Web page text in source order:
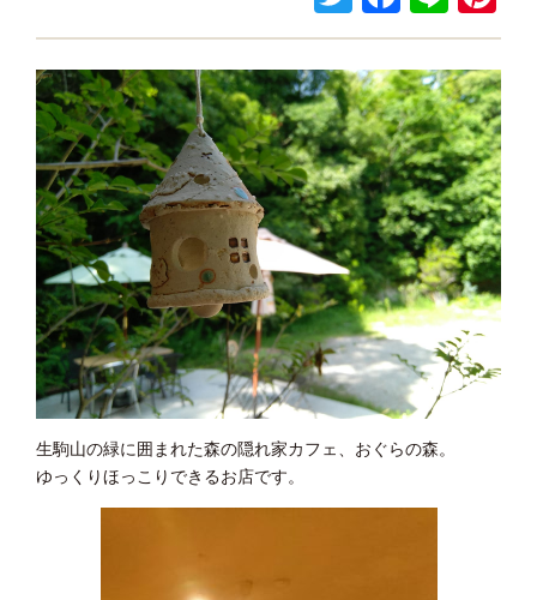
wi
tt
er
a
c
e
b
o
o
k
n
e er
生駒山の緑に囲まれた森の隠れ家カフェ、おぐらの森。
ゆっくりほっこりできるお店です。